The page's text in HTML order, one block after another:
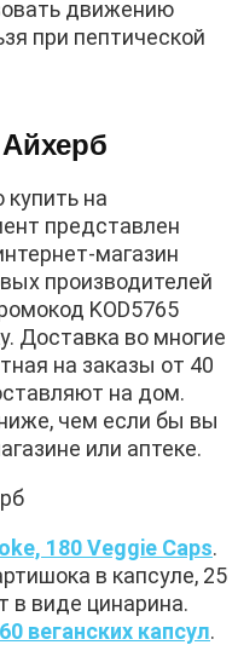
движению
при пептической
на
представлен
магазин
производителей
KOD5765
Доставка во многие
на заказы от 40
на дом.
чем если бы вы
или аптеке.
180 Veggie Caps.
в капсуле, 25
в виде цинарина.
веганских капсул.